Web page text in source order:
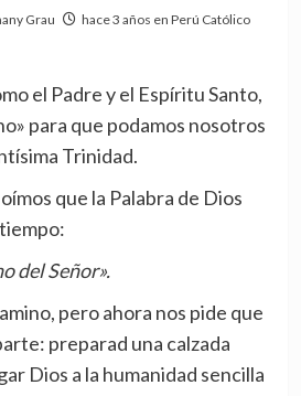
Grau hace 3 años en Perú Católico
el Padre y el Espíritu Santo,
para que podamos nosotros
Trinidad.
que la Palabra de Dios
del Señor».
pero ahora nos pide que
preparad una calzada
Dios a la humanidad sencilla